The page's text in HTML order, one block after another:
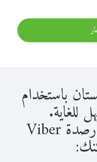
باستخدام
بمجرد حصولك على أرصدة Viber